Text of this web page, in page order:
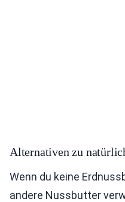
Alternativen zu
Wenn du keine
andere Nussbutter